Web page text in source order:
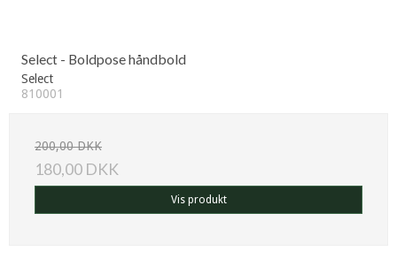
Select - Boldpose håndbold
Select
810001
200,00 DKK
180,00 DKK
Vis produkt